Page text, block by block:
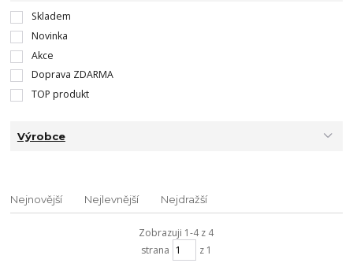
Skladem
Novinka
Akce
Doprava ZDARMA
TOP produkt
Výrobce
Nejnovější Nejlevnější Nejdražší
Zobrazuji 1-4 z 4
strana
z 1